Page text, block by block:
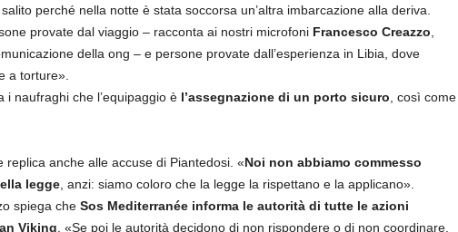
perché nella notte è stata soccorsa un’altra imbarcazione alla deriva.
provate dal viaggio – racconta ai nostri microfoni Francesco Creazzo
della ong – e persone provate dall’esperienza in Libia, dove
a torture».
i naufraghi che l’equipaggio è l’assegnazione di un porto sicuro , così come
replica anche alle accuse di Piantedosi. «Noi non abbiamo commesso
legge, anzi: siamo coloro che la legge la rispettano e la applicano».
spiega che Sos Mediterranée informa le autorità di tutte le azioni
Viking . «Se poi le autorità decidono di non rispondere o di non coordinare,